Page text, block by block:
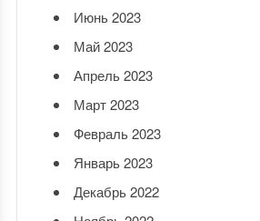
Июнь 2023
Май 2023
Апрель 2023
Март 2023
Февраль 2023
Январь 2023
Декабрь 2022